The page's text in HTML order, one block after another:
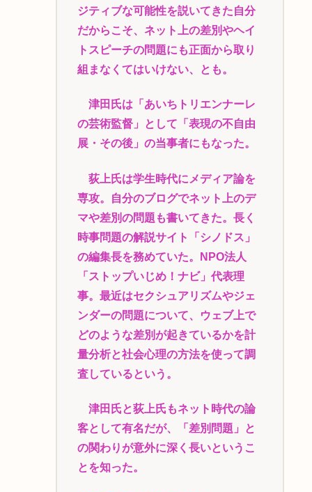
ジティブな可能性を説いてきた自分
だからこそ、ネット上の差別やヘイ
トスピーチの問題にも正面から取り
組まなくてはいけない、とも。
津田氏は「あいちトリエンナーレ
の芸術監督」として「表現の不自由
展・その後」の当事者にもなった。
荻上氏は学生時代にメディア論を
専攻。自分のブログでネット上のデ
マや差別の問題も書いてきた。長く
時事問題の解説サイト「シノドス」
の編集長を務めていた。NPO法人
「ストップいじめ！ナビ」代表理
事。最近はセクシュアリズムやジェ
ンダーの問題について、ウェブ上で
どのような差別が起きているかを計
量分析と社会心理の方法を使って調
査しているという。
津田氏と荻上氏もネット時代の論
客として有名だが、「差別問題」と
の関わりが意外に深く長いというこ
とを知った。